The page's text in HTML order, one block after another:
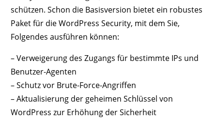
schützen. Schon die Basisversion bietet ein robustes
Paket für die WordPress Security, mit dem Sie,
Folgendes ausführen können:
– Verweigerung des Zugangs für bestimmte IPs und
Benutzer-Agenten
– Schutz vor Brute-Force-Angriffen
– Aktualisierung der geheimen Schlüssel von
WordPress zur Erhöhung der Sicherheit